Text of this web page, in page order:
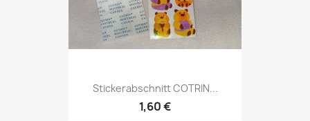
Stickerabschnitt COTRIN...
1,60 €